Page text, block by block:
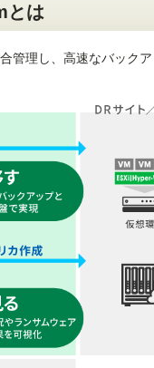
とは
管理し、高速なバック